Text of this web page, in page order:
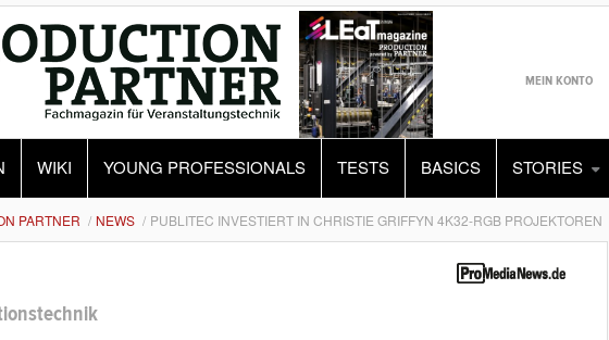
MEIN KONTO
WIKI YOUNG PROFESSIONALS TESTS BASICS STORIES
PARTNER NEWS PUBLITEC INVESTIERT IN CHRISTIE GRIFFYN 4K32-RGB PROJEKTOREN